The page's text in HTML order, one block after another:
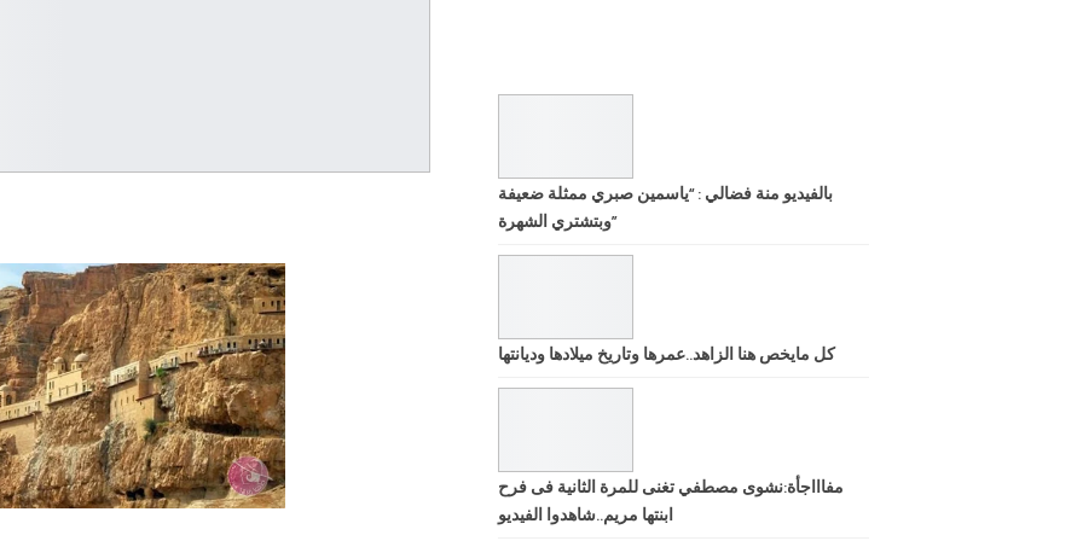
بالفيديو منة فضالي : “ياسمين صبري ممثلة ضعيفة
وبتشتري الشهرة”
كل مايخص هنا الزاهد..عمرها وتاريخ ميلادها وديانتها
مفاااجأة:نشوى مصطفي تغنى للمرة الثانية فى فرح
ابنتها مريم..شاهدوا الفيديو